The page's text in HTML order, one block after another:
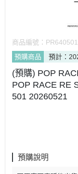
商品編號： PR640501
預購商品
預計：
(預購) POP
POP RACE RE
501 20260521
預購說明